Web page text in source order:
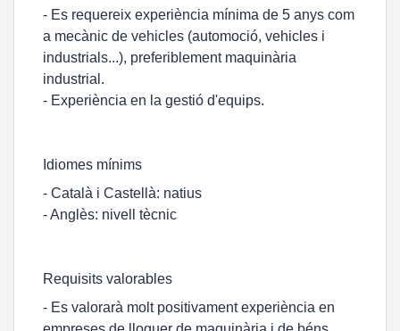
- Es requereix experiència mínima de 5 anys com
a mecànic de vehicles (automoció, vehicles i
industrials...), preferiblement maquinària
industrial.
- Experiència en la gestió d'equips.
Idiomes mínims
- Català i Castellà: natius
- Anglès: nivell tècnic
Requisits valorables
- Es valorarà molt positivament experiència en